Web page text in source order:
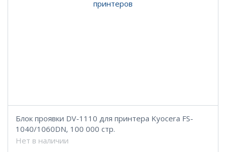
Блок проявки DV-1110 для принтера Kyocera FS-
1040/1060DN, 100 000 стр.
Нет в наличии